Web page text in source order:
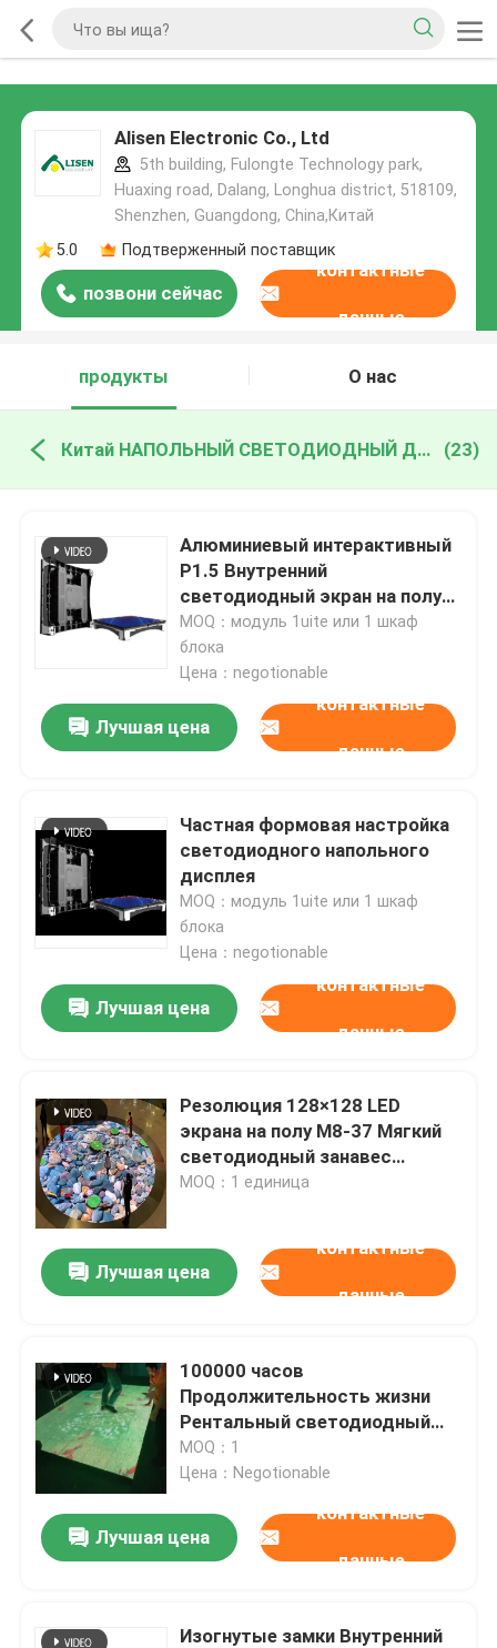
Alisen Electronic Co., Ltd
5th building, Fulongte Technology park,
Huaxing road, Dalang, Longhua district, 518109,
Shenzhen, Guangdong, China,Китай
5.0
Подтверженный поставщик
позвони сейчас
контактные
данные
продукты О нас
Китай НАПОЛЬНЫЙ СВЕТОДИОДНЫЙ ДИСПЛЕЙ (23)
Алюминиевый интерактивный
P1.5 Внутренний
светодиодный экран на полу
Решение банкетный зал
MOQ：модуль 1uite или 1 шкаф
блока
Цена：negotionable
Лучшая цена
контактные
данные
Частная формовая настройка
светодиодного напольного
дисплея
MOQ：модуль 1uite или 1 шкаф
блока
Цена：negotionable
Лучшая цена
контактные
данные
Резолюция 128×128 LED
экрана на полу M8-37 Мягкий
светодиодный занавес
видеостенный шкаф
MOQ：1 единица
Лучшая цена
контактные
данные
100000 часов
Продолжительность жизни
Рентальный светодиодный
дисплей P1.5/ P1.95/ P2.3 /
P2.6/ P2.9/ P3.91/ P4.81/ P5.95
MOQ：1
Цена：Negotionable
Лучшая цена
контактные
данные
Изогнутые замки Внутренний